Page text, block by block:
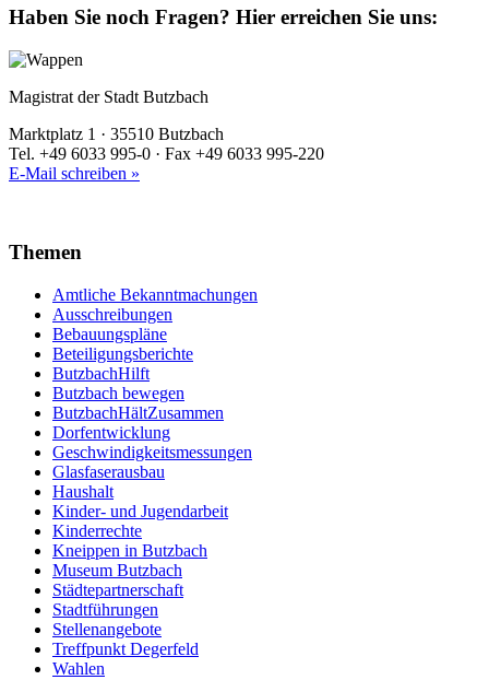
Haben Sie noch Fragen? Hier erreichen Sie uns:
Magistrat der Stadt Butzbach
Marktplatz 1 · 35510 Butzbach
Tel. +49 6033 995-0 · Fax +49 6033 995-220
E-Mail schreiben »
Themen
Amtliche Bekanntmachungen
Ausschreibungen
Bebauungspläne
Beteiligungsberichte
ButzbachHilft
Butzbach bewegen
ButzbachHältZusammen
Dorfentwicklung
Geschwindigkeitsmessungen
Glasfaserausbau
Haushalt
Kinder- und Jugendarbeit
Kinderrechte
Kneippen in Butzbach
Museum Butzbach
Städtepartnerschaft
Stadtführungen
Stellenangebote
Treffpunkt Degerfeld
Wahlen